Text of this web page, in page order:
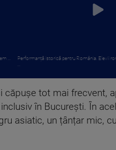
...
Performanță istorică pentru România. Elevii
căpușe tot mai frecvent,
în București. În
asiatic, un țânțar mic,